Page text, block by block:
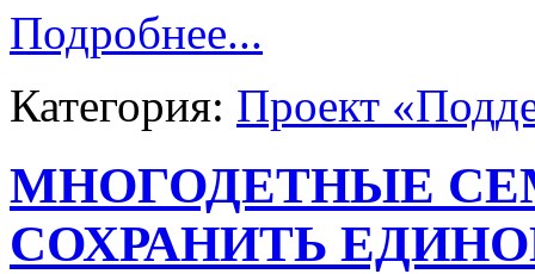
Подробнее...
Категория: Проект
МНОГОДЕТНЫЕ
СОХРАНИТЬ